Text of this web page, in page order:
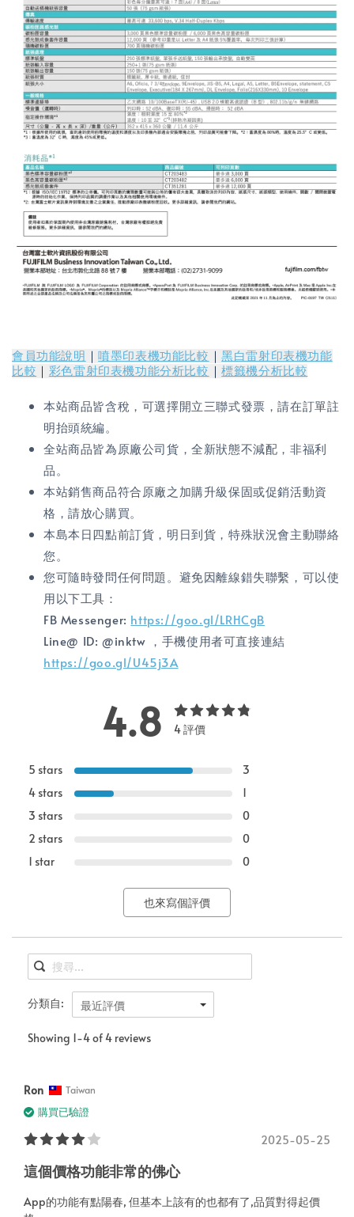
會員功能說明 ｜噴墨印表機功能比較 ｜黑白雷射印表機功能
比較 ｜ 彩色雷射印表機功能分析比較 ｜標籤機分析比較
本站商品皆含稅，可選擇開立三聯式發票，請在訂單註
明抬頭統編。
全站商品皆為原廠公司貨，全新狀態不減配，非福利
品。
本站銷售商品符合原廠之加購升級保固或促銷活動資
格，請放心購買。
本島本日四點前訂貨，明日到貨，特殊狀況會主動聯絡
您。
您可隨時發問任何問題。避免因離線錯失聯繫，可以使
用以下工具：
FB Messenger: https://goo.gl/LRHCgB
Line@ ID: @inktw ，手機使用者可直接連結
https://goo.gl/U45j3A
4.8 4 評價
5 stars
3
4 stars
1
3 stars
0
2 stars
0
1 star
0
也來寫個評價
分類自: 最近評價
Showing 1-4 of 4 reviews
Ron Taiwan
購買已驗證
2025-05-25
這個價格功能非常的佛心
App的功能有點陽春, 但基本上該有的也都有了,品質對得起價